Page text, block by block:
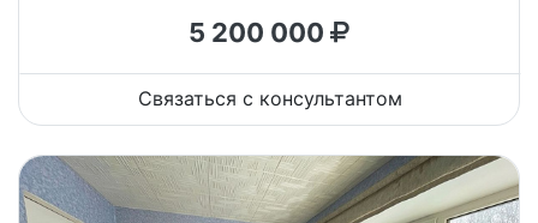
5 200 000
Связаться с консультантом